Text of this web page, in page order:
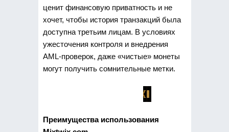
ценит финансовую приватность и не
хочет, чтобы история транзакций была
доступна третьим лицам. В условиях
ужесточения контроля и внедрения
AML-проверок, даже «чистые» монеты
могут получить сомнительные метки.
Преимущества использования